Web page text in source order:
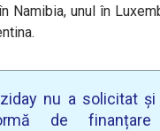
Namibia, unul în
nu a solicitat
de